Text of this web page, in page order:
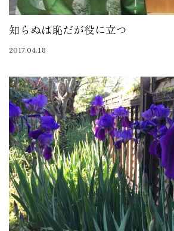
知らぬは恥だが役に立つ
2017.04.18